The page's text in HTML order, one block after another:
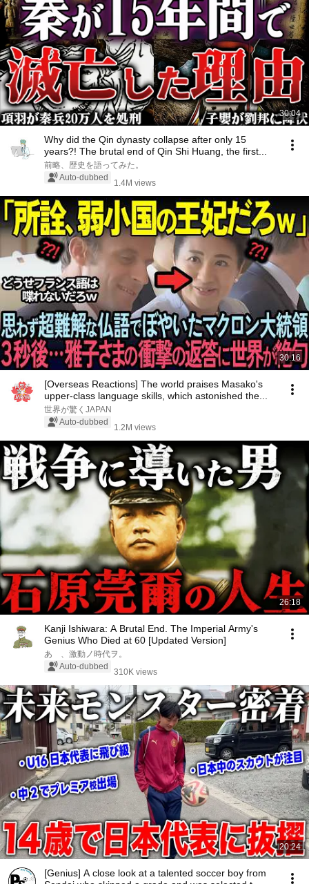
30:04
Why did the Qin dynasty collapse after only 15
years?! The brutal end of Qin Shi Huang, the first...
前略、歴史を語ってみた。
Auto-dubbed
1.4M views
30:16
[Overseas Reactions] The world praises Masako's
upper-class language skills, which astonished the...
世界が驚くJAPAN
Auto-dubbed
1.2M views
26:18
Kanji Ishiwara: A Brutal End. The Imperial Army's
Genius Who Died at 60 [Updated Version]
あゝ、激動ノ時代ヲ。
Auto-dubbed
310K views
20:24
[Genius] A close look at a talented soccer boy from